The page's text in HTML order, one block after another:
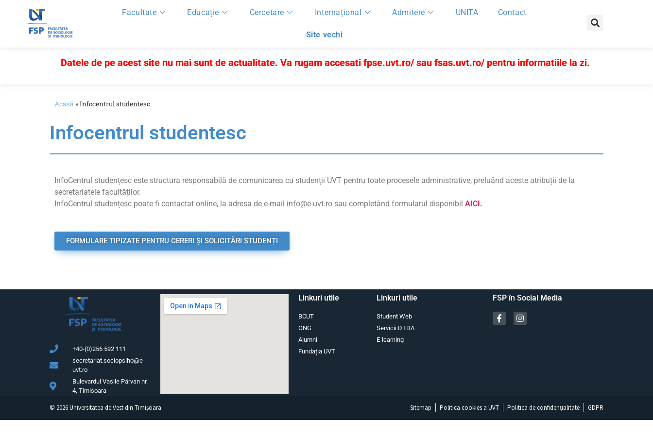
Facultate Educație Cercetare Internațional Admitere UNITA Contact
Site vechi
Datele de pe acest site nu mai sunt de actualitate. Va rugam accesati fpse.uvt.ro/ sau fsas.uvt.ro/ pentru informatiile la zi.
Acasă »Infocentrul studentesc
Infocentrul studentesc
InfoCentrul studențesc este structura responsabilă de comunicarea cu studenții UVT pentru toate procesele administrative, preluând aceste atribuții de la
secretariatele facultăților.
InfoCentrul studențesc poate fi contactat online, la adresa de e-mail info@e-uvt.ro sau completând formularul disponibil AICI.
FORMULARE TIPIZATE PENTRU CERERI ȘI SOLICITĂRI STUDENȚI
+40-(0)256 592 111
secretariat.sociopsiho@e-
uvt.ro
Bulevardul Vasile Pârvan nr.
4, Timisoara
Linkuri utile
BCUT
ONG
Alumni
Fundația UVT
Linkuri utile
Student Web
Servicii DTDA
E-learning
FSP în Social Media
© 2026Universitatea de Vest din Timișoara Sitemap Politica cookies a UVT Politica de confidențialitate GDPR